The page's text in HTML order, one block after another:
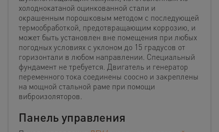
холоднокатаной оцинкованной стали и
окрашенным порошковым методом с последующей
термообработкой, предотвращающим коррозию, и
может быть установлен вне помещения при любых
погодных условиях с уклоном до 15 градусов от
горизонтали в любом направлении. Специальный
фундамент не требуется. Двигатель и генератор
переменного тока соединены соосно и закреплены
на мощной стальной раме при помощи
виброизоляторов.
Панель управления